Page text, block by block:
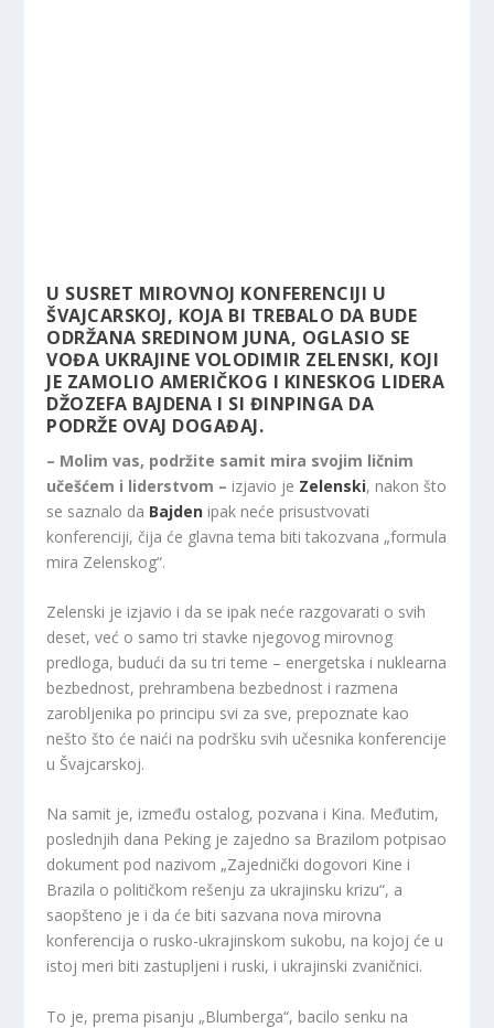
U SUSRET MIROVNOJ KONFERENCIJI U
ŠVAJCARSKOJ, KOJA BI TREBALO DA BUDE
ODRŽANA SREDINOM JUNA, OGLASIO SE
VOĐA UKRAJINE VOLODIMIR ZELENSKI, KOJI
JE ZAMOLIO AMERIČKOG I KINESKOG LIDERA
DŽOZEFA BAJDENA I SI ĐINPINGA DA
PODRŽE OVAJ DOGAĐAJ.
– Molim vas, podržite samit mira svojim ličnim
učešćem i liderstvom – izjavio je Zelenski, nakon što
se saznalo da Bajden ipak neće prisustvovati
konferenciji, čija će glavna tema biti takozvana „formula
mira Zelenskog“.
Zelenski je izjavio i da se ipak neće razgovarati o svih
deset, već o samo tri stavke njegovog mirovnog
predloga, budući da su tri teme – energetska i nuklearna
bezbednost, prehrambena bezbednost i razmena
zarobljenika po principu svi za sve, prepoznate kao
nešto što će naići na podršku svih učesnika konferencije
u Švajcarskoj.
Na samit je, između ostalog, pozvana i Kina. Međutim,
poslednjih dana Peking je zajedno sa Brazilom potpisao
dokument pod nazivom „Zajednički dogovori Kine i
Brazila o političkom rešenju za ukrajinsku krizu“, a
saopšteno je i da će biti sazvana nova mirovna
konferencija o rusko-ukrajinskom sukobu, na kojoj će u
istoj meri biti zastupljeni i ruski, i ukrajinski zvaničnici.
To je, prema pisanju „Blumberga“, bacilo senku na